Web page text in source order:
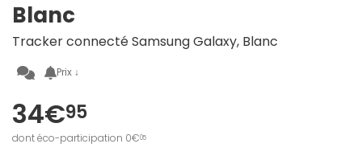
Blanc
Tracker connecté Samsung Galaxy, Blanc
Prix ↓
34€95
dont éco-participation 0€05